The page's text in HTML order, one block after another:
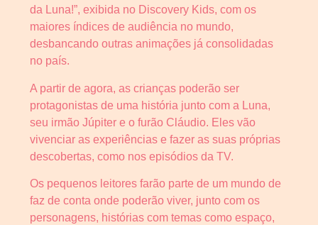
da Luna!”, exibida no Discovery Kids, com os
maiores índices de audiência no mundo,
desbancando outras animações já consolidadas
no país.
A partir de agora, as crianças poderão ser
protagonistas de uma história junto com a Luna,
seu irmão Júpiter e o furão Cláudio. Eles vão
vivenciar as experiências e fazer as suas próprias
descobertas, como nos episódios da TV.
Os pequenos leitores farão parte de um mundo de
faz de conta onde poderão viver, junto com os
personagens, histórias com temas como espaço,